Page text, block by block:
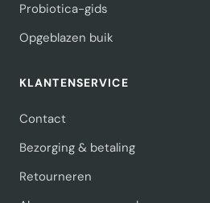
Probiotica-gids
Opgeblazen buik
KLANTENSERVICE
Contact
Bezorging & betaling
Retourneren